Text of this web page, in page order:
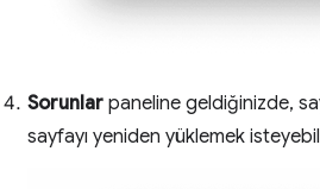
Sorunlar paneline geldiğinizde,
sayfayı yeniden yüklemek